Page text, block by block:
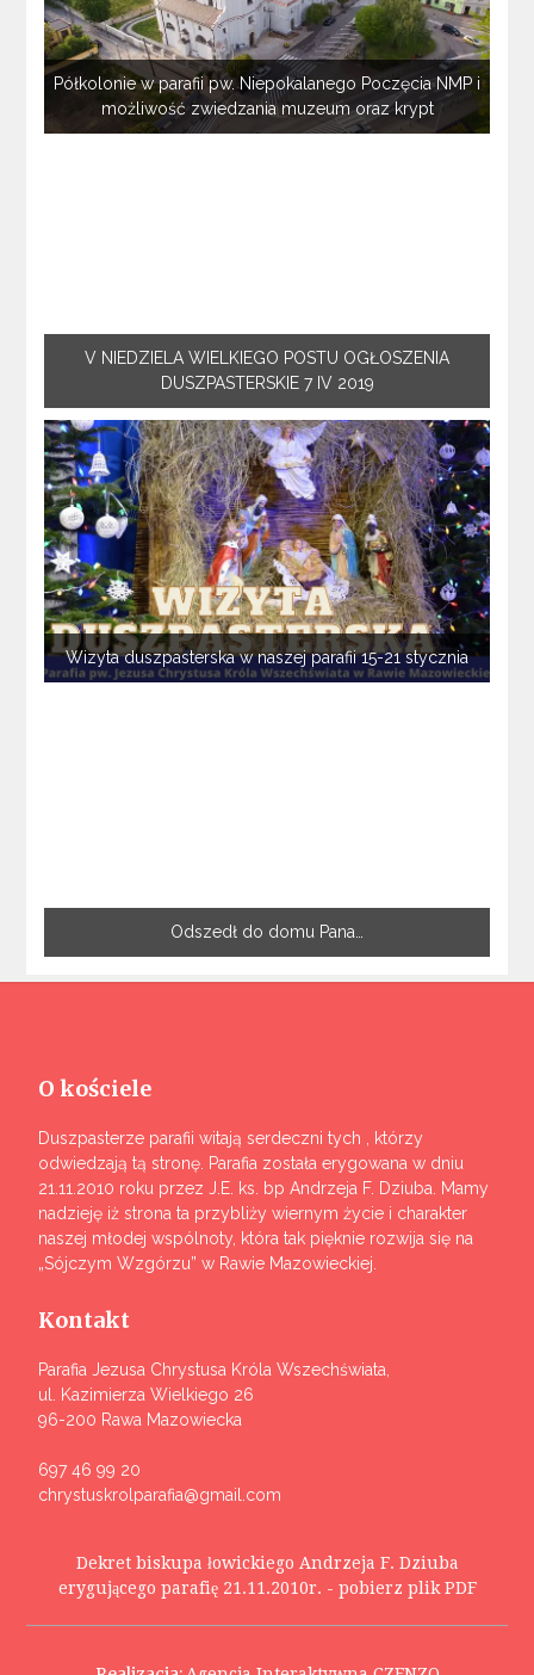
Półkolonie w parafii pw. Niepokalanego Poczęcia NMP i
możliwość zwiedzania muzeum oraz krypt
V NIEDZIELA WIELKIEGO POSTU OGŁOSZENIA
DUSZPASTERSKIE 7 IV 2019
Wizyta duszpasterska w naszej parafii 15-21 stycznia
Odszedł do domu Pana…
O kościele
Duszpasterze parafii witają serdeczni tych , którzy
odwiedzają tą stronę. Parafia została erygowana w dniu
21.11.2010 roku przez J.E. ks. bp Andrzeja F. Dziuba. Mamy
nadzieję iż strona ta przybliży wiernym życie i charakter
naszej młodej wspólnoty, która tak pięknie rozwija się na
„Sójczym Wzgórzu” w Rawie Mazowieckiej.
Kontakt
Parafia Jezusa Chrystusa Króla Wszechświata,
ul. Kazimierza Wielkiego 26
96-200 Rawa Mazowiecka
697 46 99 20
chrystuskrolparafia@gmail.com
Dekret biskupa łowickiego Andrzeja F. Dziuba
erygującego parafię 21.11.2010r. - pobierz plik PDF